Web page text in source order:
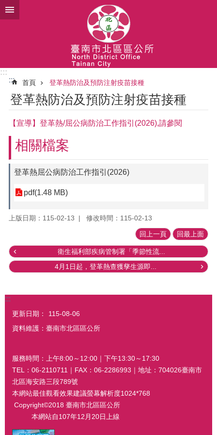
跳到主要內容區塊
:::
:::
首頁 登革熱防治及預防注射疫苗接種
登革熱防治及預防注射疫苗接種
【宣導】登革熱/屈公病防治工作指引(2026),請參閱
相關檔案
登革熱屈公病防治工作指引(2026)
pdf(1.48 MB)
上版日期：115-02-13 修改時間：115-02-13
回上一頁 回最上面
衛生福利部疾病管制署「季節性流...
4月1日起，登革熱查獲孳生源即...
:::
更新日期：
115-08-06
資料維護：臺南市北區區公所
服務時間：上午8:00～12:00｜下午13:30～17:30
TEL：06-2110711｜FAX：06-2286993｜地址：704026臺南市
北區海安路三段789號
本網站最佳觀看效果建議螢幕解析度1024*768
Copyright©2018 臺南市北區區公所
本網站自107年12月20日上線